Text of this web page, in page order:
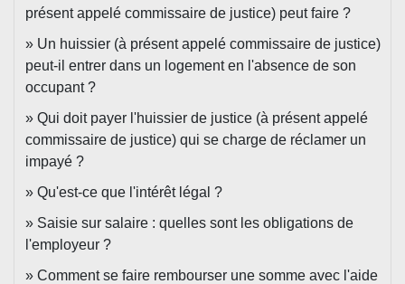
présent appelé commissaire de justice) peut faire ?
Un huissier (à présent appelé commissaire de justice)
peut-il entrer dans un logement en l'absence de son
occupant ?
Qui doit payer l'huissier de justice (à présent appelé
commissaire de justice) qui se charge de réclamer un
impayé ?
Qu'est-ce que l'intérêt légal ?
Saisie sur salaire : quelles sont les obligations de
l'employeur ?
Comment se faire rembourser une somme avec l'aide